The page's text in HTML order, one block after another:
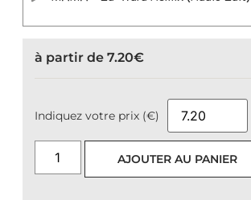
à partir de 7.20€
Indiquez votre prix (€)
AJOUTER AU PANIER